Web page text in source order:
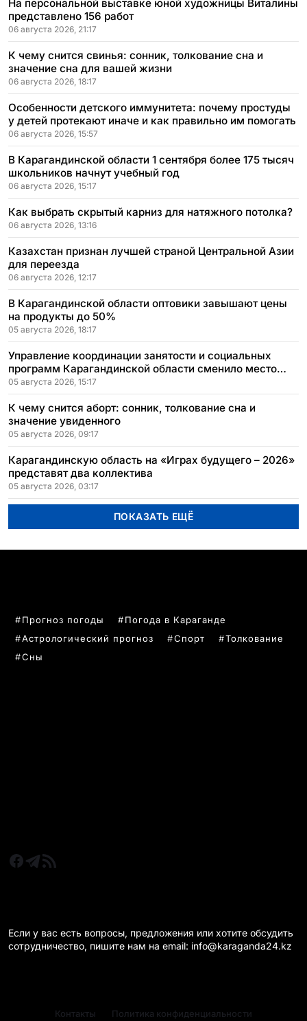
На персональной выставке юной художницы Виталины
представлено 156 работ
06 августа 2026, 21:17
К чему снится свинья: сонник, толкование сна и
значение сна для вашей жизни
06 августа 2026, 18:17
Особенности детского иммунитета: почему простуды
у детей протекают иначе и как правильно им помогать
06 августа 2026, 15:57
В Карагандинской области 1 сентября более 175 тысяч
школьников начнут учебный год
06 августа 2026, 15:17
Как выбрать скрытый карниз для натяжного потолка?
06 августа 2026, 13:16
Казахстан признан лучшей страной Центральной Азии
для переезда
06 августа 2026, 12:17
В Карагандинской области оптовики завышают цены
на продукты до 50%
05 августа 2026, 18:17
Управление координации занятости и социальных
программ Карагандинской области сменило место
расположения
05 августа 2026, 15:17
К чему снится аборт: сонник, толкование сна и
значение увиденного
05 августа 2026, 09:17
Карагандинскую область на «Играх будущего – 2026»
представят два коллектива
05 августа 2026, 03:17
ПОКАЗАТЬ ЕЩЁ
Прогноз погоды
Погода в Караганде
Астрологический прогноз
Спорт
Толкование
Сны
Если у вас есть вопросы, предложения или хотите обсудить
сотрудничество, пишите нам на email: info@karaganda24.kz
Контакты Политика конфиденциальности